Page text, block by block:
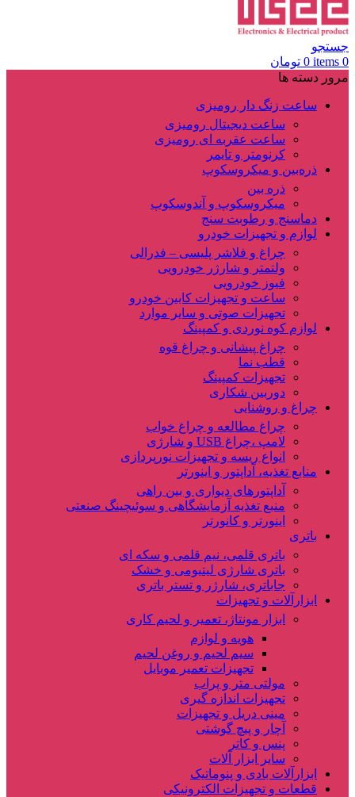
جستجو
0
items
0 تومان
مرور دسته ها
ساعت زنگ دار رومیزی
ساعت دیجیتال رومیزی
ساعت عقربه ای رومیزی
کرنومتر و تایمر
ذره‌بین و میکروسکوپ
ذره بین
میکروسکوپ و آندوسکوپ
دماسنج و رطوبت سنج
لوازم و تجهیزات خودرو
چراغ و فلاشر پلیسی – فدرالی
ولتمتر و شارژر خودرویی
فیوز خودرویی
ساعت و تجهیزات کابین خودرو
تجهیزات صوتی و سایر موارد
لوازم کوه نوردی و کمپینگ
چراغ پیشانی و چراغ قوه
قطب نما
تجهیزات کمپینگ
دوربین شکاری
چراغ و روشنایی
چراغ مطالعه و چراغ خواب
لامپ ،چراغ USB و شارژی
انواع ریسه و تجهیزات نورپردازی
منابع تغذیه، آداپتور و اینورتر
آداپتورهای دیواری و بین راهی
منبع تغذیه آزمایشگاهی و سوئیچینگ صنعتی
اینورتر و کانورتر
باتری
باتری قلمی، نیم قلمی و سکه ای
باتری شارژی لیتیومی و خشک
جاباتری، شارژر و تستر باتری
ابزارآلات و تجهیزات
ابزار مونتاژ، تعمیر و لحیم کاری
هویه و لوازم
سیم لحیم و روغن لحیم
تجهیزات تعمیر موبایل
مولتی متر و پراب
تجهیزات اندازه گیری
مینی دریل و تجهیزات
آچار و پیچ گوشتی
پنس و کاتر
سایر ابزار آلات
ابزارآلات بادی و پنوماتیک
قطعات و تجهیزات الکترونیکی